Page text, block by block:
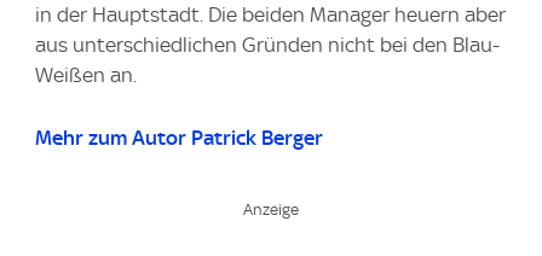
in der Hauptstadt. Die beiden Manager heuern aber
aus unterschiedlichen Gründen nicht bei den Blau-
Weißen an.
Mehr zum Autor Patrick Berger